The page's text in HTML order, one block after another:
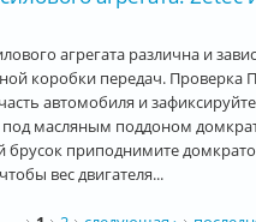
агрегата различна и
коробки передач. Проверка
автомобиля и зафиксируйте
под масляным поддоном
брусок приподнимите
вес двигателя...